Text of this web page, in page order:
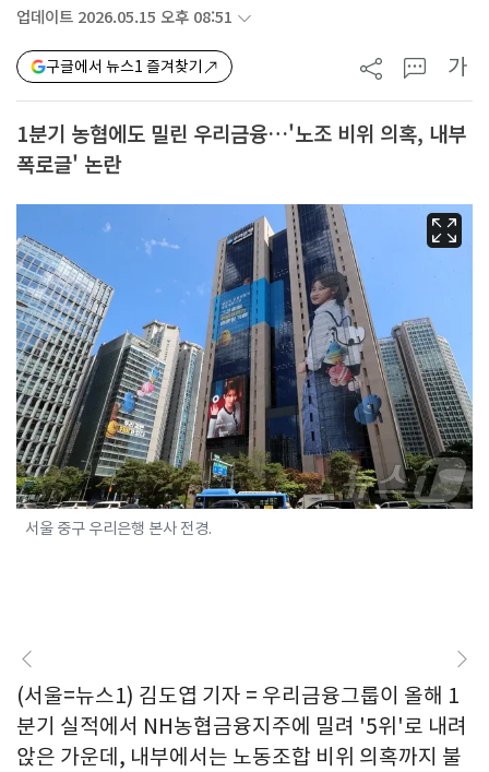
업데이트 2026.05.15 오후 08:51
구글에서 뉴스1 즐겨찾기 가
1분기 농협에도 밀린 우리금융…'노조 비위 의혹, 내부
폭로글' 논란
서울 중구 우리은행 본사 전경.
(서울=뉴스1) 김도엽 기자 = 우리금융그룹이 올해 1
분기 실적에서 NH농협금융지주에 밀려 '5위'로 내려
앉은 가운데, 내부에서는 노동조합 비위 의혹까지 불